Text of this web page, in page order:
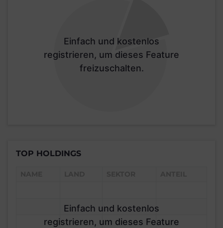
Einfach und kostenlos
registrieren, um dieses Feature
freizuschalten.
TOP HOLDINGS
Einfach und kostenlos
registrieren, um dieses Feature